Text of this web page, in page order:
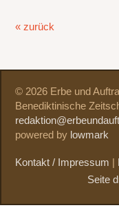
« zurück
© 2026 Erbe und
Benediktinische
powered by lowmark
Kontakt / Impressum
Seite